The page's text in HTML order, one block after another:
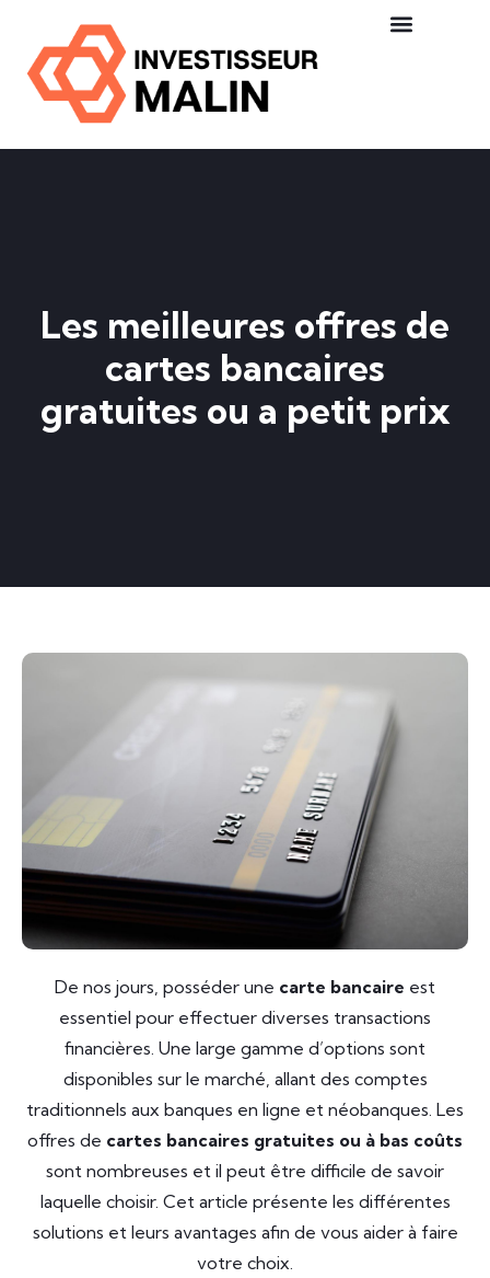
Les meilleures offres de
cartes bancaires
gratuites ou a petit prix
De nos jours, posséder une carte bancaire est
essentiel pour effectuer diverses transactions
financières. Une large gamme d’options sont
disponibles sur le marché, allant des comptes
traditionnels aux banques en ligne et néobanques. Les
offres de cartes bancaires gratuites ou à bas coûts
sont nombreuses et il peut être difficile de savoir
laquelle choisir. Cet article présente les différentes
solutions et leurs avantages afin de vous aider à faire
votre choix.